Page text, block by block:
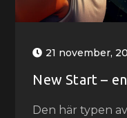
21 november,
New Start –
Den här typen